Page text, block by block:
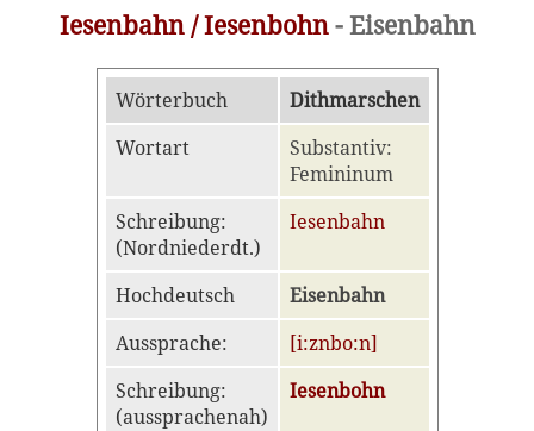
Iesenbahn / Iesenbohn- Eisenbahn
Wörterbuch
Dithmarschen
Wortart
Substantiv:
Femininum
Schreibung:
(Nordniederdt.)
Iesenbahn
Hochdeutsch
Eisenbahn
Aussprache:
[i:znbo:n]
Schreibung:
(aussprachenah)
Iesenbohn